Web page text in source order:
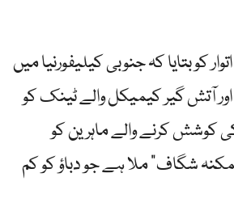
کو بتایا کہ جنوبی کیلیفورنیا میں
اور آتش گیر کیمیکل والے ٹینک کو
کوشش کرنے والے ماہرین کو
شگاف” ملا ہے جو دباؤ کو کم